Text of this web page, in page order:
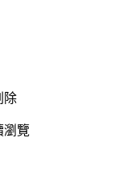
除
瀏覽